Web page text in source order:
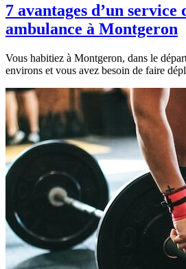
7 avantages d’un
ambulance à Montgeron
Vous habitiez à Montgeron, dans le
environs et vous avez besoin de faire